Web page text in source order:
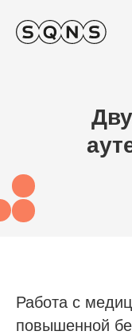
Работа с
повышенной